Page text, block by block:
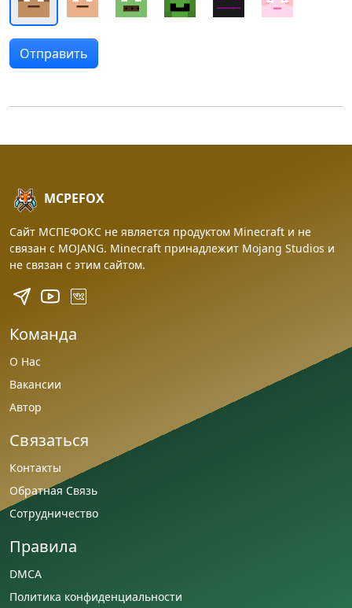
MCPEFOX
Сайт МСПЕФОКС не является продуктом Minecraft и не
связан с MOJANG. Minecraft принадлежит Mojang Studios и
не связан с этим сайтом.
Команда
О Нас
Вакансии
Автор
Связаться
Контакты
Обратная Связь
Сотрудничество
Правила
DMCA
Политика конфиденциальности